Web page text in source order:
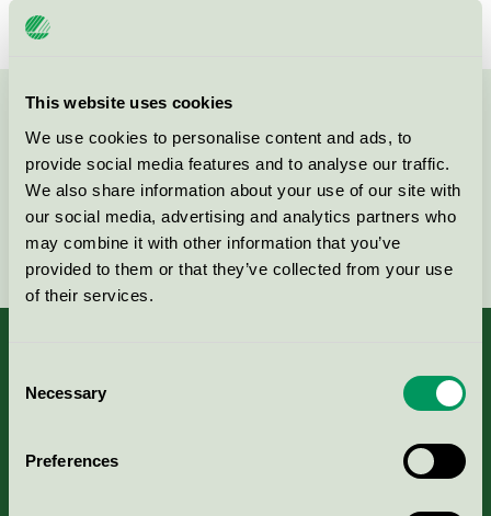
This website uses cookies
We use cookies to personalise content and ads, to
provide social media features and to analyse our traffic.
We also share information about your use of our site with
our social media, advertising and analytics partners who
may combine it with other information that you’ve
provided to them or that they’ve collected from your use
of their services.
Selection
Necessary
Preferences
Kontakta oss på08-55 55 24 00eller via formuläret:
Fortsätt